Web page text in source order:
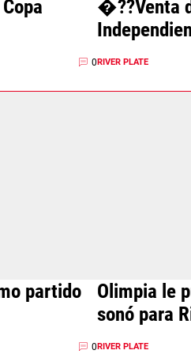
0
�??Venta
RIVER PLATE
partido
0
Olimpia le
sonó para
RIVER PLATE